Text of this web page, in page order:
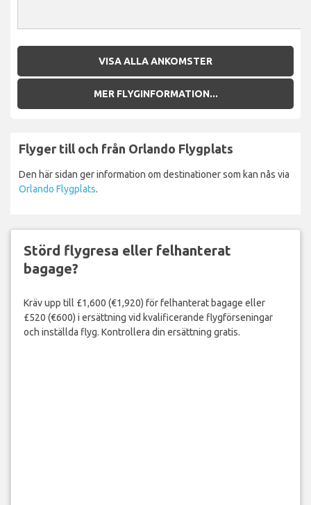
VISA ALLA ANKOMSTER
MER FLYGINFORMATION...
Flyger till och från Orlando Flygplats
Den här sidan ger information om destinationer som kan nås via
Orlando Flygplats.
Störd flygresa eller felhanterat
bagage?
Kräv upp till £1,600 (€1,920) för felhanterat bagage eller
£520 (€600) i ersättning vid kvalificerande flygförseningar
och inställda flyg. Kontrollera din ersättning gratis.